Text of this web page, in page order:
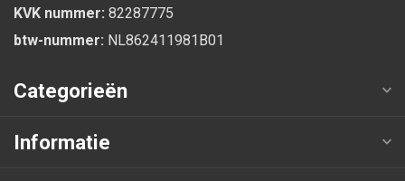
KVK nummer: 82287775
btw-nummer: NL862411981B01
Categorieën
Informatie